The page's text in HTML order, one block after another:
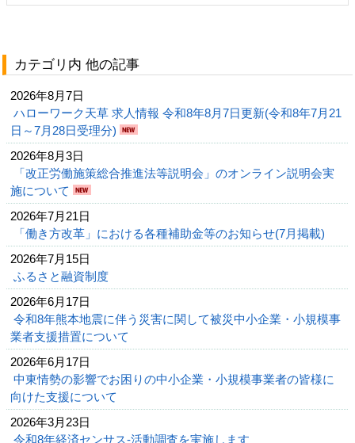
カテゴリ内 他の記事
2026年8月7日
ハローワーク天草 求人情報 令和8年8月7日更新(令和8年7月21
日～7月28日受理分)
2026年8月3日
「改正労働施策総合推進法等説明会」のオンライン説明会実
施について
2026年7月21日
「働き方改革」における各種補助金等のお知らせ(7月掲載)
2026年7月15日
ふるさと融資制度
2026年6月17日
令和8年熊本地震に伴う災害に関して被災中小企業・小規模事
業者支援措置について
2026年6月17日
中東情勢の影響でお困りの中小企業・小規模事業者の皆様に
向けた支援について
2026年3月23日
令和8年経済センサス-活動調査を実施します